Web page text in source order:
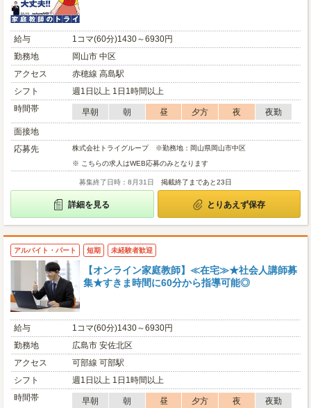
給与
1コマ(60分)1430～6930円
勤務地
岡山市 中区
アクセス
赤穂線 高島駅
シフト
週1日以上 1日1時間以上
時間帯
早朝 朝 昼 夕方 夜
夜勤
面接地
応募先
株式会社トライグループ ※勤務地：岡山県岡山市中区
※ こちらの求人はWEB応募のみとなります
募集終了日時：8月31日 掲載終了まであと23日
詳細を見る とりあえず保存
アルバイト・パート 短期 未経験者歓迎
【オンライン家庭教師】≪在宅≫★社会人講師募
集★すきま時間に60分から指導可能◎
給与
1コマ(60分)1430～6930円
勤務地
広島市 安佐北区
アクセス
可部線 可部駅
シフト
週1日以上 1日1時間以上
時間帯
早朝 朝 昼 夕方 夜 夜勤